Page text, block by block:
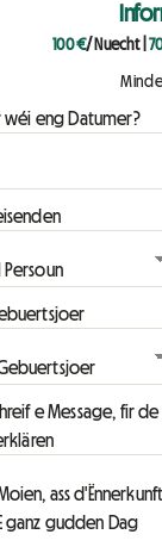
100 €/ Nuecht|
wéi eng Datumer?
e Message, fir